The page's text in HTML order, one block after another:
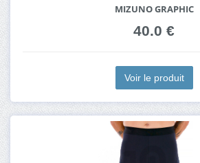
MIZUNO GRAPHIC
40.0 €
Voir le produit